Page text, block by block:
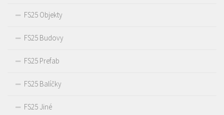
FS25 Objekty
FS25 Budovy
FS25 Prefab
FS25 Balíčky
FS25 Jiné